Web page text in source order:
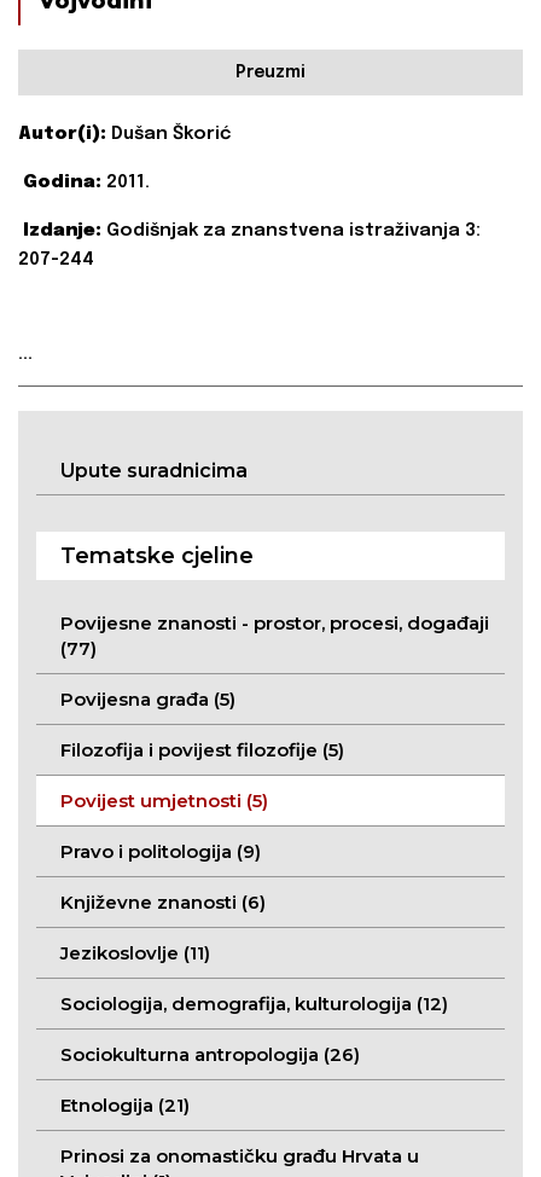
Preuzmi
Autor(i): Dušan Škorić
Godina: 2011.
Izdanje: Godišnjak za znanstvena istraživanja 3:
207-244
...
Upute suradnicima
Tematske cjeline
Povijesne znanosti - prostor, procesi, događaji
(77)
Povijesna građa (5)
Filozofija i povijest filozofije (5)
Povijest umjetnosti (5)
Pravo i politologija (9)
Književne znanosti (6)
Jezikoslovlje (11)
Sociologija, demografija, kulturologija (12)
Sociokulturna antropologija (26)
Etnologija (21)
Prinosi za onomastičku građu Hrvata u